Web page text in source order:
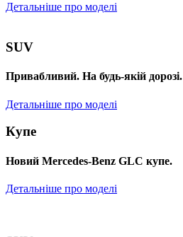
Детальніше про моделі
SUV
Привабливий. На будь-якій дорозі.
Детальніше про моделі
Купе
Новий Mercedes-Benz GLС купе.
Детальніше про моделі